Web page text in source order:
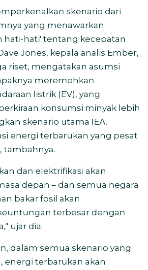
skenario dari
yang menawarkan
hati-hati' tentang kecepatan
Jones, kepala analis Ember,
riset, mengatakan asumsi
meremehkan
listrik (EV), yang
konsumsi minyak lebih
skenario utama IEA.
energi terbarukan yang pesat
tambahnya.
dan elektrifikasi akan
depan – dan semua negara
bakar fosil akan
terbesar dengan
ujar dia.
dalam semua skenario yang
energi terbarukan akan